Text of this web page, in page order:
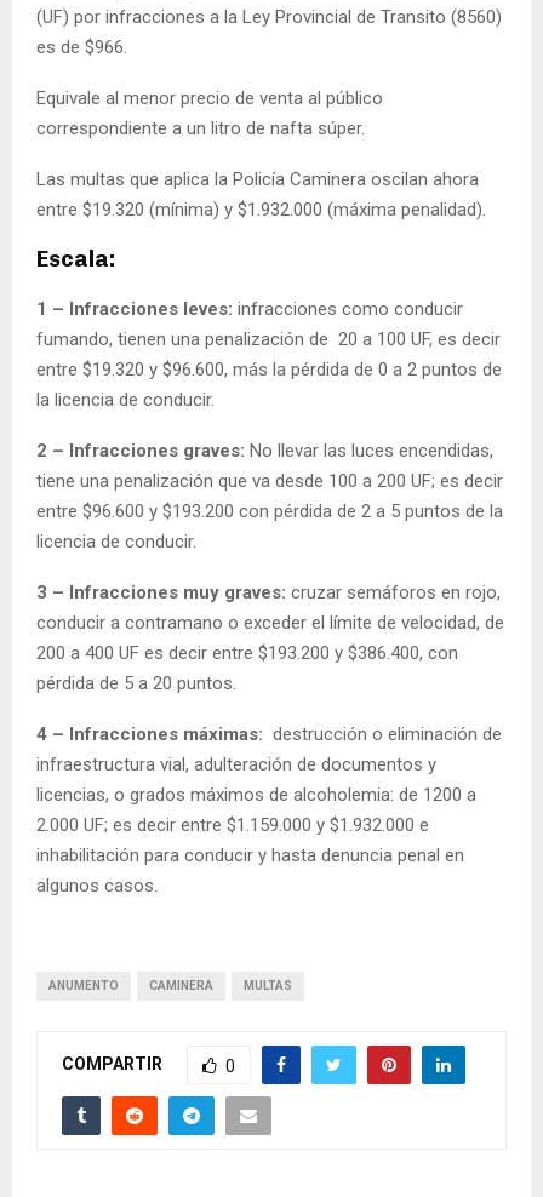
(UF) por infracciones a la Ley Provincial de Transito (8560)
es de $966.
Equivale al menor precio de venta al público
correspondiente a un litro de nafta súper.
Las multas que aplica la Policía Caminera oscilan ahora
entre $19.320 (mínima) y $1.932.000 (máxima penalidad).
Escala:
1 – Infracciones leves: infracciones como conducir
fumando, tienen una penalización de 20 a 100 UF, es decir
entre $19.320 y $96.600, más la pérdida de 0 a 2 puntos de
la licencia de conducir.
2 – Infracciones graves: No llevar las luces encendidas,
tiene una penalización que va desde 100 a 200 UF; es decir
entre $96.600 y $193.200 con pérdida de 2 a 5 puntos de la
licencia de conducir.
3 – Infracciones muy graves: cruzar semáforos en rojo,
conducir a contramano o exceder el límite de velocidad, de
200 a 400 UF es decir entre $193.200 y $386.400, con
pérdida de 5 a 20 puntos.
4 – Infracciones máximas: destrucción o eliminación de
infraestructura vial, adulteración de documentos y
licencias, o grados máximos de alcoholemia: de 1200 a
2.000 UF; es decir entre $1.159.000 y $1.932.000 e
inhabilitación para conducir y hasta denuncia penal en
algunos casos.
ANUMENTO CAMINERA MULTAS
COMPARTIR 0